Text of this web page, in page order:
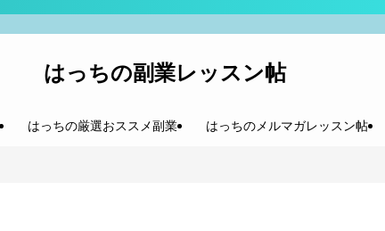
はっちの副業レッスン帖
はっちの厳選おススメ副業 はっちのメルマガレッスン帖